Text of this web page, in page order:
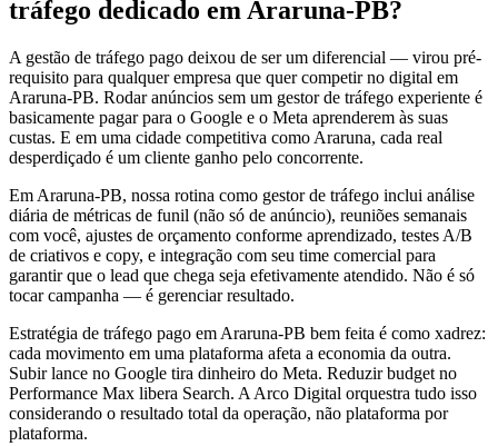
tráfego dedicado em Araruna-PB?
A gestão de tráfego pago deixou de ser um diferencial — virou pré-
requisito para qualquer empresa que quer competir no digital em
Araruna-PB. Rodar anúncios sem um gestor de tráfego experiente é
basicamente pagar para o Google e o Meta aprenderem às suas
custas. E em uma cidade competitiva como Araruna, cada real
desperdiçado é um cliente ganho pelo concorrente.
Em Araruna-PB, nossa rotina como gestor de tráfego inclui análise
diária de métricas de funil (não só de anúncio), reuniões semanais
com você, ajustes de orçamento conforme aprendizado, testes A/B
de criativos e copy, e integração com seu time comercial para
garantir que o lead que chega seja efetivamente atendido. Não é só
tocar campanha — é gerenciar resultado.
Estratégia de tráfego pago em Araruna-PB bem feita é como xadrez:
cada movimento em uma plataforma afeta a economia da outra.
Subir lance no Google tira dinheiro do Meta. Reduzir budget no
Performance Max libera Search. A Arco Digital orquestra tudo isso
considerando o resultado total da operação, não plataforma por
plataforma.